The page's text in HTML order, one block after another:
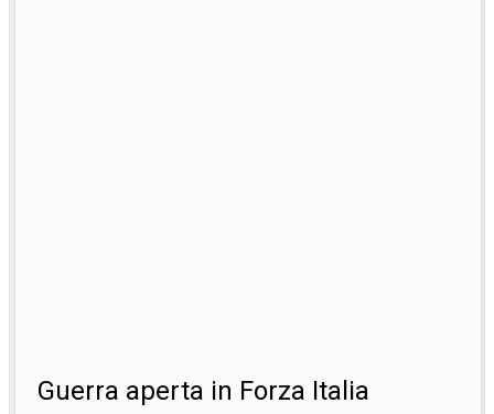
Guerra aperta in Forza Italia